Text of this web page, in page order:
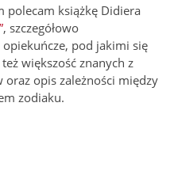
polecam książkę Didiera
, szczegółowo
pod jakimi się
większość znanych z
opis zależności między
zodiaku.